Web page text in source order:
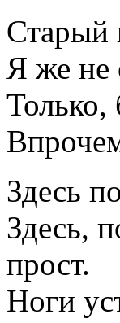
Старый
Я же не
Только,
Здесь
Здесь,
прост.
Ноги